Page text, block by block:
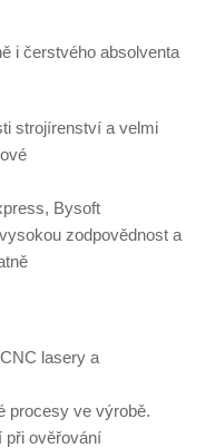
i čerstvého absolventa
strojírenství a velmi
Bysoft
zodpovědnost a
lasery a
procesy ve výrobě.
při ověřování